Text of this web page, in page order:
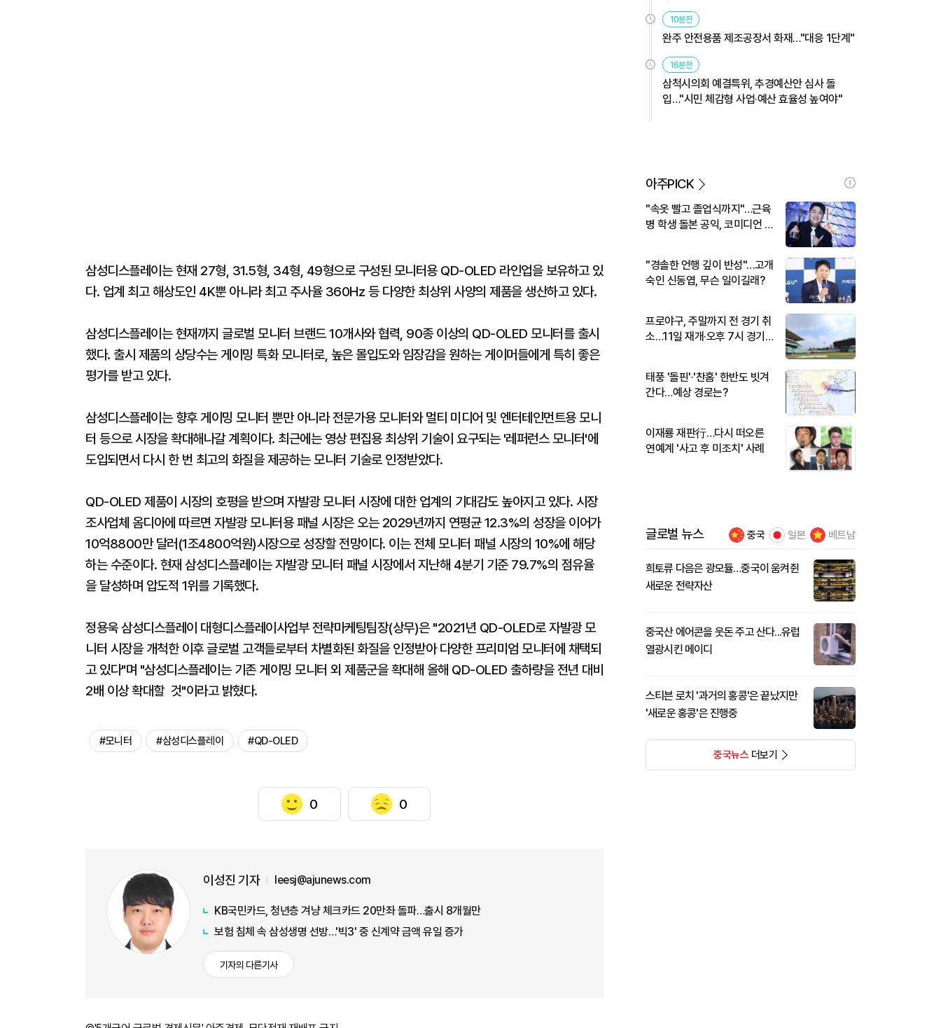
삼성디스플레이는 현재 27형, 31.5형, 34형, 49형으로 구성된 모니터용 QD-OLED 라인업을 보유하고 있
다. 업계 최고 해상도인 4K뿐 아니라 최고 주사율 360㎐ 등 다양한 최상위 사양의 제품을 생산하고 있다.
삼성디스플레이는 현재까지 글로벌 모니터 브랜드 10개사와 협력, 90종 이상의 QD-OLED 모니터를 출시
했다. 출시 제품의 상당수는 게이밍 특화 모니터로, 높은 몰입도와 임장감을 원하는 게이머들에게 특히 좋은
평가를 받고 있다.
삼성디스플레이는 향후 게이밍 모니터 뿐만 아니라 전문가용 모니터와 멀티 미디어 및 엔터테인먼트용 모니
터 등으로 시장을 확대해나갈 계획이다. 최근에는 영상 편집용 최상위 기술이 요구되는 '레퍼런스 모니터'에
도입되면서 다시 한 번 최고의 화질을 제공하는 모니터 기술로 인정받았다.
QD-OLED 제품이 시장의 호평을 받으며 자발광 모니터 시장에 대한 업계의 기대감도 높아지고 있다. 시장
조사업체 옴디아에 따르면 자발광 모니터용 패널 시장은 오는 2029년까지 연평균 12.3%의 성장을 이어가
10억8800만 달러(1조4800억원)시장으로 성장할 전망이다. 이는 전체 모니터 패널 시장의 10%에 해당
하는 수준이다. 현재 삼성디스플레이는 자발광 모니터 패널 시장에서 지난해 4분기 기준 79.7%의 점유율
을 달성하며 압도적 1위를 기록했다.
정용욱 삼성디스플레이 대형디스플레이사업부 전략마케팅팀장(상무)은 "2021년 QD-OLED로 자발광 모
니터 시장을 개척한 이후 글로벌 고객들로부터 차별화된 화질을 인정받아 다양한 프리미엄 모니터에 채택되
고 있다"며 "삼성디스플레이는 기존 게이밍 모니터 외 제품군을 확대해 올해 QD-OLED 출하량을 전년 대비
2배 이상 확대할 것"이라고 밝혔다.
#모니터 #삼성디스플레이 #QD-OLED
0 0
이성진 기자 leesj@ajunews.com
KB국민카드, 청년층 겨냥 체크카드 20만좌 돌파…출시 8개월만
보험 침체 속 삼성생명 선방…'빅3' 중 신계약 금액 유일 증가
기자의 다른기사
10분전
완주 안전용품 제조공장서 화재…"대응 1단계"
16분전
삼척시의회 예결특위, 추경예산안 심사 돌
입…"시민 체감형 사업·예산 효율성 높여야"
아주PICK
"속옷 빨고 졸업식까지"…근육
병 학생 돌본 공익, 코미디언 김
"경솔한 언행 깊이 반성"…고개
숙인 신동엽, 무슨 일이길래?
프로야구, 주말까지 전 경기 취
소…11일 재개·오후 7시 경기
태풍 '돌핀'·'찬홈' 한반도 빗겨
간다…예상 경로는?
이재룡 재판行…다시 떠오른
연예계 '사고 후 미조치' 사례
글로벌 뉴스 중국 일본 베트남
희토류 다음은 광모듈…중국이 움켜쥔
새로운 전략자산
중국산 에어콘을 웃돈 주고 산다...유럽
열광시킨 메이디
스티븐 로치 '과거의 홍콩'은 끝났지만
'새로운 홍콩'은 진행중
중국뉴스더보기